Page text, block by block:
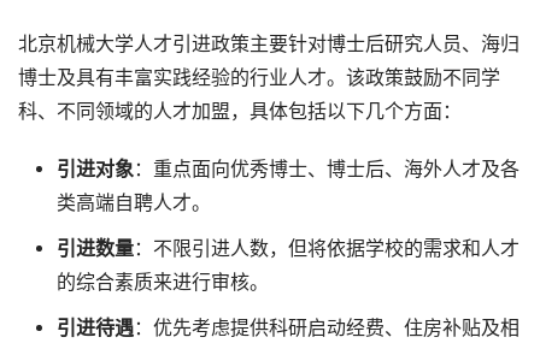
北京机械大学人才引进政策主要针对博士后研究人员、海归
博士及具有丰富实践经验的行业人才。该政策鼓励不同学
科、不同领域的人才加盟，具体包括以下几个方面：
引进对象：重点面向优秀博士、博士后、海外人才及各
类高端自聘人才。
引进数量：不限引进人数，但将依据学校的需求和人才
的综合素质来进行审核。
引进待遇：优先考虑提供科研启动经费、住房补贴及相